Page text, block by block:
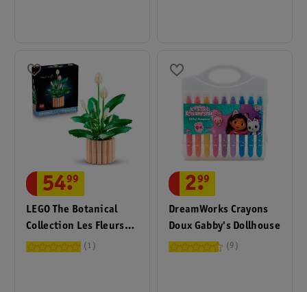
LEGO The Botanical
Collection Les Fleurs
De Lune 11504
54.
99
1
DreamWorks Crayons
Doux Gabby's Dollhouse
2.
99
9